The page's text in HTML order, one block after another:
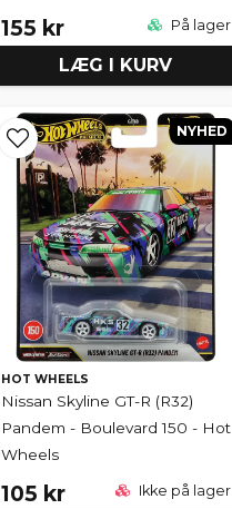
155 kr På lager
LÆG I KURV
HOT WHEELS
Nissan Skyline GT-R (R32)
Pandem - Boulevard 150 - Hot
Wheels
105 kr Ikke på lager
NYHED